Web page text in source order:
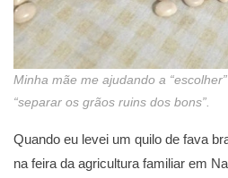
Minha mãe me ajudando a
“separar os grãos ruins dos bons”.
Quando eu levei um quilo de fava
na feira da agricultura familiar em